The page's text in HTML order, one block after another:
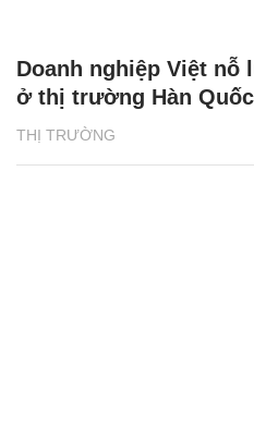
THỊ TRƯỜNG
Doanh nghiệp Việt nỗ
ở thị trường Hàn Quốc